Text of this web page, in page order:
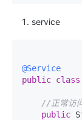
service
@Service
public class
//正常访
public